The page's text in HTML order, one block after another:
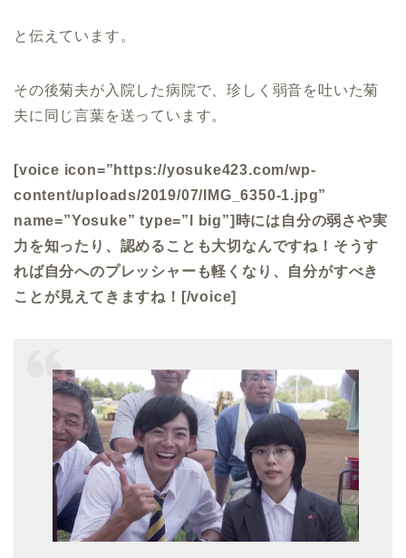
と伝えています。
その後菊夫が入院した病院で、珍しく弱音を吐いた菊
夫に同じ言葉を送っています。
[voice icon=”https://yosuke423.com/wp-
content/uploads/2019/07/IMG_6350-1.jpg”
name=”Yosuke” type=”l big”]時には自分の弱さや実
力を知ったり、認めることも大切なんですね！そうす
れば自分へのプレッシャーも軽くなり、自分がすべき
ことが見えてきますね！[/voice]